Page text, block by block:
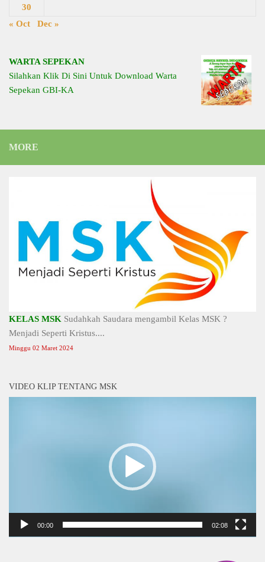
30
« Oct
Dec »
WARTA SEPEKAN
Silahkan Klik Di Sini Untuk Download Warta
Sepekan GBI-KA
MORE
KELAS MSK Sudahkah Saudara mengambil Kelas MSK ?
Menjadi Seperti Kristus....
Minggu 02 Maret 2024
VIDEO KLIP TENTANG MSK
00:00 02:08